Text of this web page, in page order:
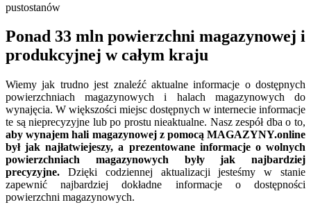
pustostanów
Ponad 33 mln powierzchni magazynowej i
produkcyjnej w całym kraju
Wiemy jak trudno jest znaleźć aktualne informacje o dostępnych
powierzchniach magazynowych i halach magazynowych do
wynajęcia. W większości miejsc dostępnych w internecie informacje
te są nieprecyzyjne lub po prostu nieaktualne. Nasz zespół dba o to,
aby wynajem hali magazynowej z pomocą MAGAZYNY.online
był jak najłatwiejeszy, a prezentowane informacje o wolnych
powierzchniach magazynowych były jak najbardziej
precyzyjne. Dzięki codziennej aktualizacji jesteśmy w stanie
zapewnić najbardziej dokładne informacje o dostępności
powierzchni magazynowych.